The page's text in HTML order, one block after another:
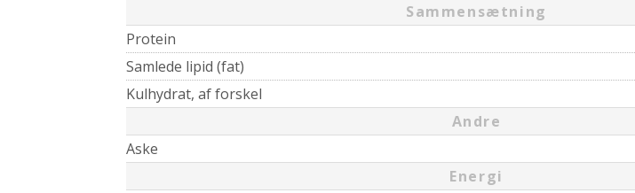
Sammensætning
Protein
Samlede lipid (fat)
Kulhydrat, af forskel
Andre
Aske
Energi